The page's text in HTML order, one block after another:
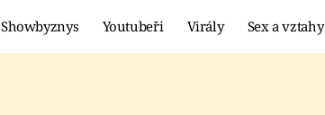
Showbyznys Youtubeři Virály Sex a vztahy